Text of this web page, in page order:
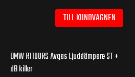
TILL KUNDVAGNEN
BMW R1100RS Avgas Ljuddämpare ST +
dB killer